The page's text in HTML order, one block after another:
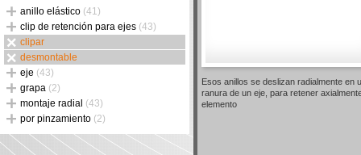
anillo elástico (41)
clip de retención para ejes (43)
clipar
desmontable
eje (43)
grapa (2)
montaje radial (43)
por pinzamiento (2)
Esos anillos se deslizan radialmente en
ranura de un eje, para retener
elemento